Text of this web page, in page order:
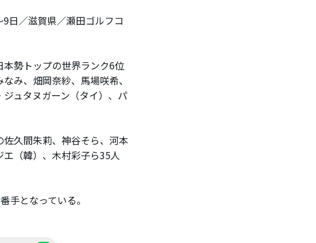
日／滋賀県／瀬田ゴルフコ
勢トップの世界ランク6位
み、畑岡奈紗、馬場咲希、
ュタヌガーン（タイ）、パ
久間朱莉、神谷そら、河本
（韓）、木村彩子ら35人
手となっている。